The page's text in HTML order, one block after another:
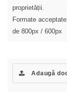
proprietății.
Formate
de 800px / 600px
Adaugă